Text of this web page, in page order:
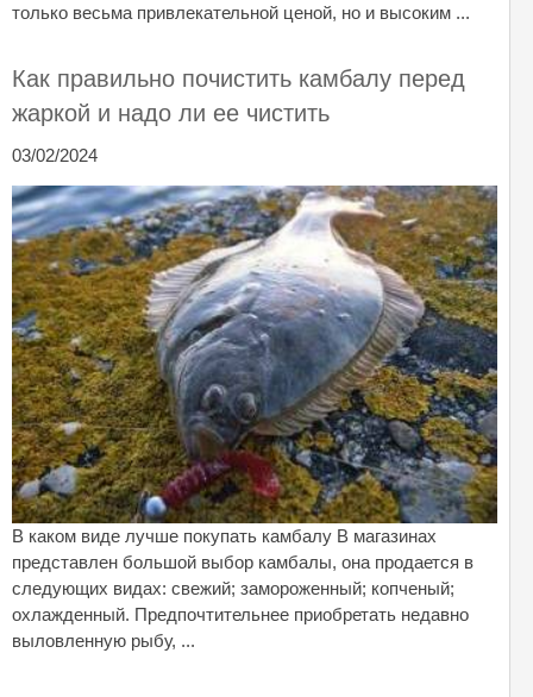
только весьма привлекательной ценой, но и высоким ...
Как правильно почистить камбалу перед
жаркой и надо ли ее чистить
03/02/2024
В каком виде лучше покупать камбалу В магазинах
представлен большой выбор камбалы, она продается в
следующих видах: свежий; замороженный; копченый;
охлажденный. Предпочтительнее приобретать недавно
выловленную рыбу, ...